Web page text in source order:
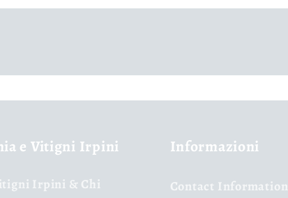
e Vitigni Irpini
Irpini & Chi
Informazioni
Contact Information